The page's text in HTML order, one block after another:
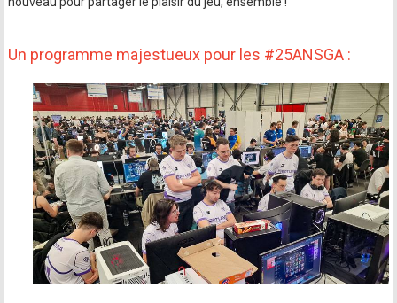
Un programme majestueux pour les #25ANSGA :